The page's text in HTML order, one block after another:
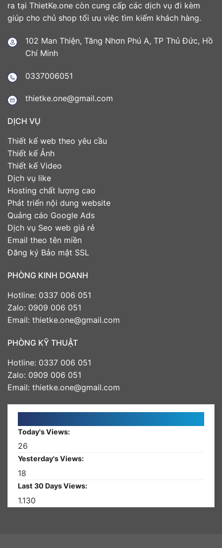
ra tại ThietKe.one còn cung cấp các dịch vụ đi kèm
giúp cho chủ shop tối ưu việc tìm kiếm khách hàng.
102 Man Thiện, Tăng Nhơn Phú A, TP Thủ Đức, Hồ
Chí Minh
0337006051
thietke.one@gmail.com
DỊCH VỤ
Thiết kế web theo yêu cầu
Thiết kế Ảnh
Thiết kế Video
Dịch vụ like
Hosting chất lượng cao
Phát triển nội dung website
Quảng cáo Google Ads
Dịch vụ Seo web giá rẻ
Email theo tên miền
Đăng ký Bảo mật SSL
PHÒNG KINH DOANH
Hotline: 0337 006 051
Zalo: 0909 006 051
Email: thietke.one@gmail.com
PHÒNG KỸ THUẬT
Hotline: 0337 006 051
Zalo: 0909 006 051
Email: thietke.one@gmail.com
Today's Views:
26
Yesterday's Views:
18
Last 30 Days Views:
1.130